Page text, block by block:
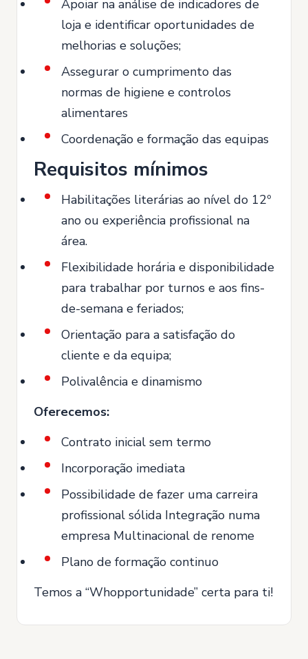
Apoiar na análise de indicadores de
loja e identificar oportunidades de
melhorias e soluções;
Assegurar o cumprimento das
normas de higiene e controlos
alimentares
Coordenação e formação das equipas
Requisitos mínimos
Habilitações literárias ao nível do 12º
ano ou experiência profissional na
área.
Flexibilidade horária e disponibilidade
para trabalhar por turnos e aos fins-
de-semana e feriados;
Orientação para a satisfação do
cliente e da equipa;
Polivalência e dinamismo
Oferecemos:
Contrato inicial sem termo
Incorporação imediata
Possibilidade de fazer uma carreira
profissional sólida Integração numa
empresa Multinacional de renome
Plano de formação continuo
Temos a “Whopportunidade” certa para ti!